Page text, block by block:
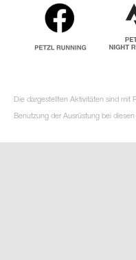
Die dargestellten Aktivitäten sind mit
Benutzung der Ausrüstung bei